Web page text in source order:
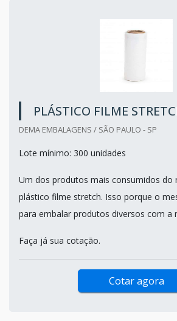
PLÁSTICO FILME
DEMA EMBALAGENS / SÃO PAULO - SP
Lote mínimo: 300 unidades
Um dos produtos mais consumidos do
plástico filme stretch. Isso porque o
para embalar produtos diversos com a
Faça já sua cotação.
Cotar agora